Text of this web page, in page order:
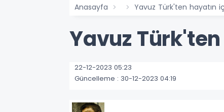
Anasayfa Yavuz Türk'ten hayatın
Yavuz
22-12-2023 05:23
Güncelleme : 30-12-2023 04:19